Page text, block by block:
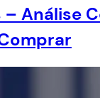
– Análise